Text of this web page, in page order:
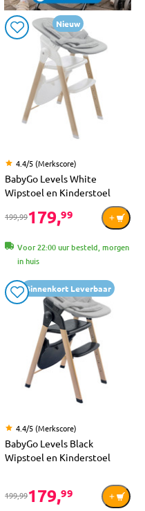
Nieuw
4.4/5 (Merkscore)
BabyGo Levels White
Wipstoel en Kinderstoel
199,99179,99
Voor 22:00 uur besteld, morgen
in huis
Binnenkort Leverbaar
4.4/5 (Merkscore)
BabyGo Levels Black
Wipstoel en Kinderstoel
199,99179,99